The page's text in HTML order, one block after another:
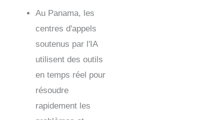
Au Panama, les
centres d'appels
soutenus par l'IA
utilisent des outils
en temps réel pour
résoudre
rapidement les